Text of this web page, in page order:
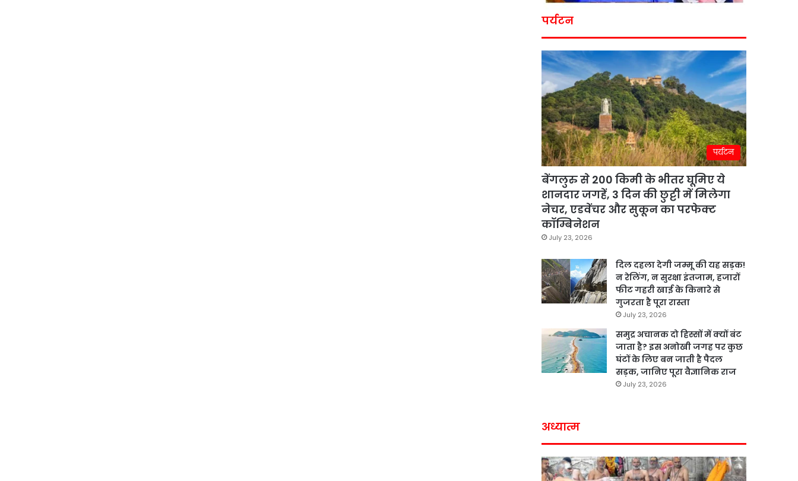
पर्यटन
पर्यटन
बेंगलुरु से 200 किमी के भीतर घूमिए ये
शानदार जगहें, 3 दिन की छुट्टी में मिलेगा
नेचर, एडवेंचर और सुकून का परफेक्ट
कॉम्बिनेशन
July 23, 2026
दिल दहला देगी जम्मू की यह सड़क!
न रेलिंग, न सुरक्षा इंतजाम, हजारों
फीट गहरी खाई के किनारे से
गुजरता है पूरा रास्ता
July 23, 2026
समुद्र अचानक दो हिस्सों में क्यों बंट
जाता है? इस अनोखी जगह पर कुछ
घंटों के लिए बन जाती है पैदल
सड़क, जानिए पूरा वैज्ञानिक राज
July 23, 2026
अध्यात्म